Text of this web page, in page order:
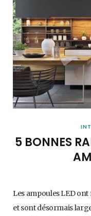
5 BONNES
Les ampoules LED
et sont désormais